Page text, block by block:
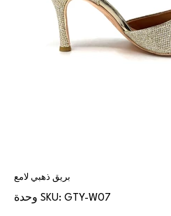
بريق ذهبي لامع
وحدة SKU:
SKU
GTY-
GTY-W07